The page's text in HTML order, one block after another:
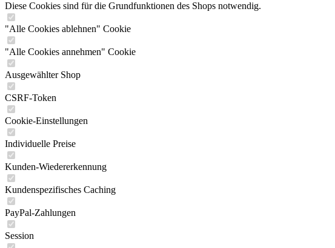
Diese Cookies sind für die Grundfunktionen des Shops notwendig.
"Alle Cookies ablehnen" Cookie
"Alle Cookies annehmen" Cookie
Ausgewählter Shop
CSRF-Token
Cookie-Einstellungen
Individuelle Preise
Kunden-Wiedererkennung
Kundenspezifisches Caching
PayPal-Zahlungen
Session